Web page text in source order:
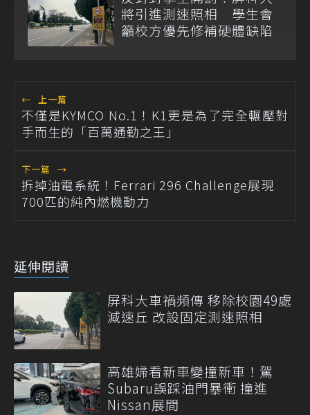
將引進測速照相 學生會
籲校方優先修補硬體缺陷
← 上一篇
不僅是KYMCO No.1！K1更是為了完全輾壓對
手而生的「百萬通勤之王」
下一篇 →
拆掉油電系統！Ferrari 296 Challenge展現
700匹的純內燃機動力
延伸閱讀
屏科大車禍頻傳 移除校園49處
減速丘 改設固定測速照相
高雄婦看新車變撞新車！駕
Subaru誤踩油門暴衝 撞進
Nissan展間